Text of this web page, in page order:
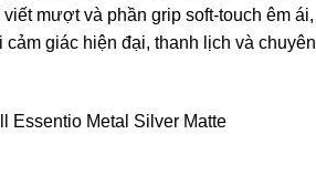
mượt và phần grip soft-touch êm ái,
giác hiện đại, thanh lịch và chuyên
Essentio Metal Silver Matte